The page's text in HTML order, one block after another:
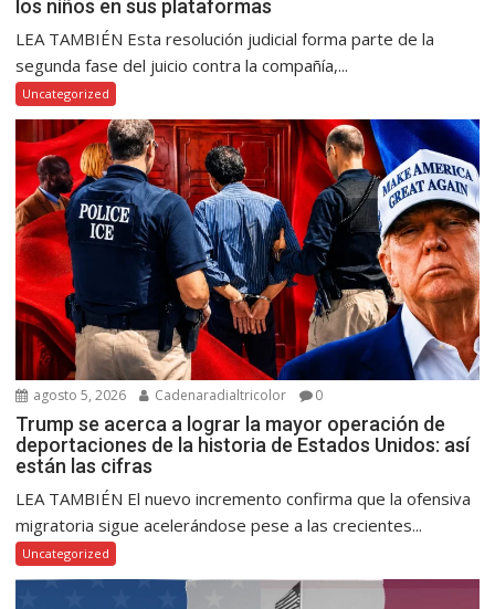
los niños en sus plataformas
LEA TAMBIÉN Esta resolución judicial forma parte de la
segunda fase del juicio contra la compañía,...
Uncategorized
agosto 5, 2026 Cadenaradialtricolor 0
Trump se acerca a lograr la mayor operación de
deportaciones de la historia de Estados Unidos: así
están las cifras
LEA TAMBIÉN El nuevo incremento confirma que la ofensiva
migratoria sigue acelerándose pese a las crecientes...
Uncategorized